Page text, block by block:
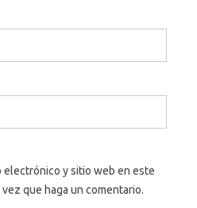
electrónico y sitio web en este
que haga un comentario.